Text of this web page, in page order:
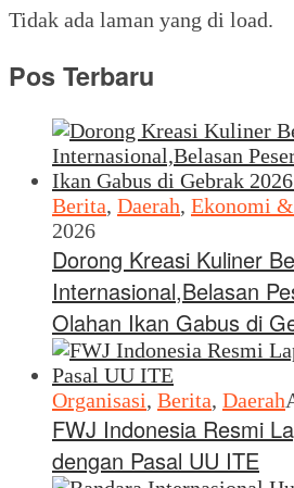
Tidak ada laman yang di load.
Pos Terbaru
Berita, Daerah, Ekonomi
2026
Dorong Kreasi Kuliner
Internasional,Belasan
Olahan Ikan Gabus di
Organisasi, Berita, Daerah
FWJ Indonesia Resmi
dengan Pasal UU ITE